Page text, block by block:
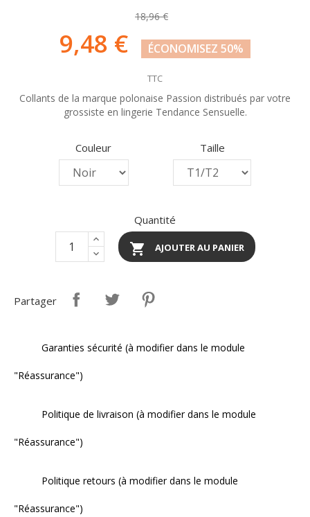
18,96 €
9,48 € ÉCONOMISEZ 50%
TTC
Collants de la marque polonaise Passion distribués par votre
grossiste en lingerie Tendance Sensuelle.
Couleur Taille
Quantité
 AJOUTER AU PANIER
Partager
Garanties sécurité (à modifier dans le module
"Réassurance")
Politique de livraison (à modifier dans le module
"Réassurance")
Politique retours (à modifier dans le module
"Réassurance")